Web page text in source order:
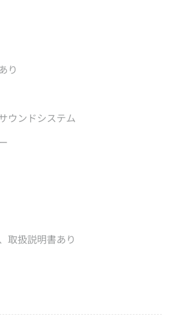
り
ウンドシステム
取扱説明書あり